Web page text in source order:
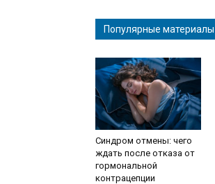
Популярные материалы
Синдром отмены: чего
ждать после отказа от
гормональной
контрацепции